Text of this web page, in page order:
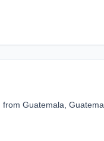
Guatemala,